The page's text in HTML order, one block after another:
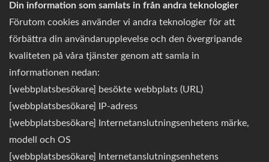
Din information som samlats in från andra teknologier
Förutom cookies använder vi andra teknologier för att
förbättra din användarupplevelse och den övergripande
kvaliteten på våra tjänster genom att samla in
informationen nedan:
[webbplatsbesökare] besökte webbplats (URL)
[webbplatsbesökare] IP-adress
[webbplatsbesökare] Internetanslutningsenhetens märke,
modell och OS
[webbplatsbesökare] Internetanslutningsenhetens